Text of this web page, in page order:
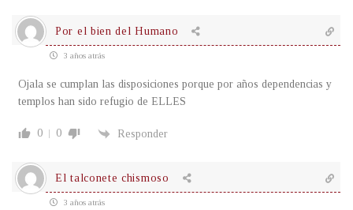
Por el bien del Humano
3 años atrás
Ojala se cumplan las disposiciones porque por años dependencias y
templos han sido refugio de ELLES
0 0 Responder
El talconete chismoso
3 años atrás